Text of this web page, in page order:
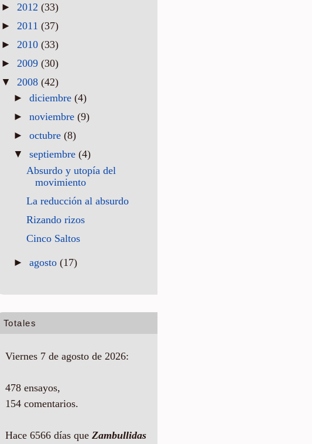
► 2012 (33)
► 2011 (37)
► 2010 (33)
► 2009 (30)
▼ 2008 (42)
►diciembre(4)
►noviembre(9)
►octubre(8)
▼septiembre(4)
Absurdo y utopía del
movimiento
La reducción al absurdo
Rizando rizos
Cinco Saltos
►agosto(17)
Totales
Viernes 7 de agosto de 2026:
478 ensayos,
154 comentarios.
Hace 6566 días que Zambullidas